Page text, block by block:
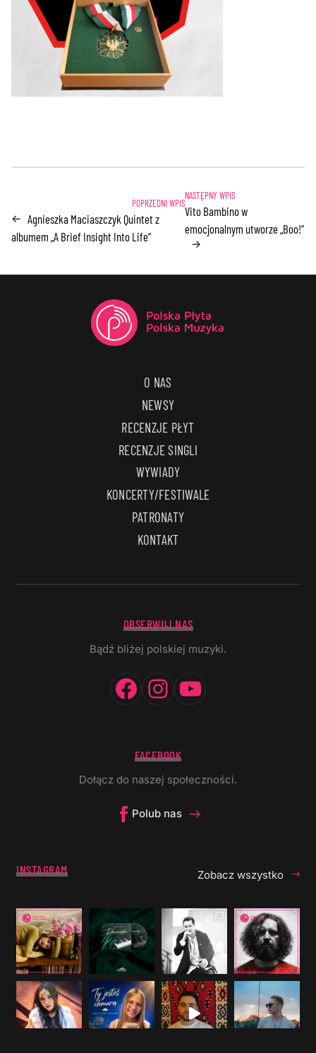
← Agnieszka Maciaszczyk Quintet z
albumem „A Brief Insight Into Life”
Vito Bambino w
emocjonalnym utworze „Boo!”
→
O NAS
NEWSY
RECENZJE PŁYT
RECENZJE SINGLI
WYWIADY
KONCERTY/FESTIWALE
PATRONATY
KONTAKT
OBSERWUJ NAS
Bądź bliżej polskiej muzyki.
Facebook
Instagram
FACEBOOK
Dołącz do naszej społeczności.
Polub nas
INSTAGRAM Zobacz wszystko